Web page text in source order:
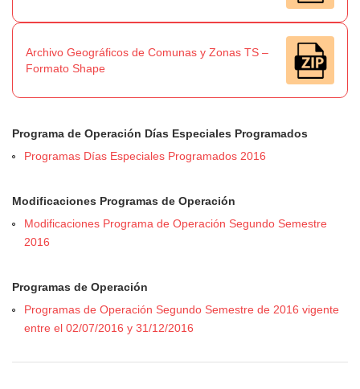
Archivo Geográficos de Comunas y Zonas TS –
Formato Shape
Programa de Operación Días Especiales Programados
Programas Días Especiales Programados 2016
Modificaciones Programas de Operación
Modificaciones Programa de Operación Segundo Semestre
2016
Programas de Operación
Programas de Operación Segundo Semestre de 2016 vigente
entre el 02/07/2016 y 31/12/2016